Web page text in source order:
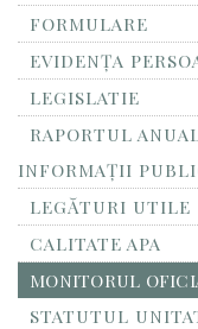
FORMULARE
EVIDENȚA
LEGISLATIE
RAPORTUL
INFORMAŢII
LEGĂTURI UTILE
CALITATE APA
MONITORUL
STATUTUL